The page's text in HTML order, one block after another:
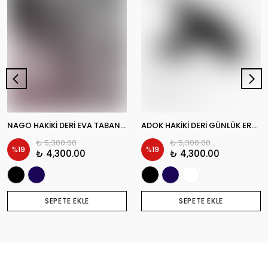
NAGO HAKİKİ DERİ EVA TABAN GÜNLÜK ERKEK CASUAL AYAKKABI
%19
₺ 5,300.00
₺ 4,300.00
SEPETE EKLE
ADOK HAKİKİ DERİ GÜNLÜK ERKEK CASUAL AYAKKABI
%19
₺ 5,300.00
₺ 4,300.00
SEPETE EKLE